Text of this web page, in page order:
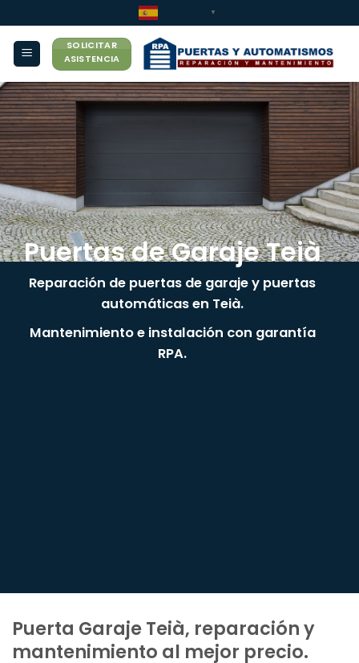
al
contenido
▼
SOLICITAR
ASISTENCIA
Puertas de Garaje Teià
Reparación de puertas de garaje y puertas
automáticas en Teià.
Mantenimiento e instalación con garantía
RPA.
Puerta Garaje Teià, reparación y
mantenimiento al mejor precio.